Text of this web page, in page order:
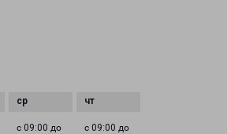
с 09:00 до
с 09:00 до